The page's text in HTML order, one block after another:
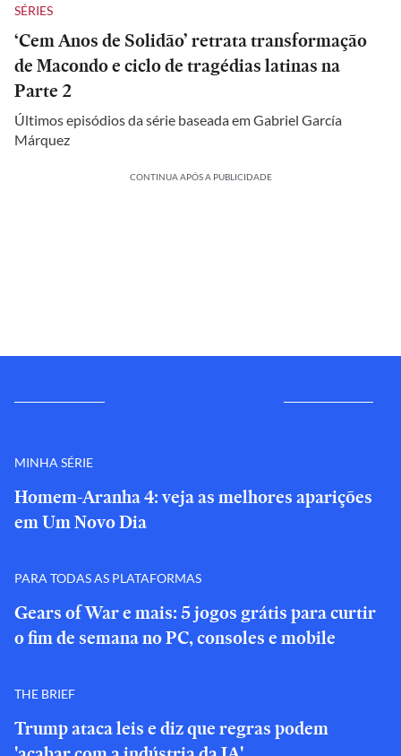
SÉRIES
‘Cem Anos de Solidão’ retrata transformação
de Macondo e ciclo de tragédias latinas na
Parte 2
Últimos episódios da série baseada em Gabriel García
Márquez
CONTINUA APÓS A PUBLICIDADE
MINHA SÉRIE
Homem-Aranha 4: veja as melhores aparições
em Um Novo Dia
PARA TODAS AS PLATAFORMAS
Gears of War e mais: 5 jogos grátis para curtir
o fim de semana no PC, consoles e mobile
THE BRIEF
Trump ataca leis e diz que regras podem